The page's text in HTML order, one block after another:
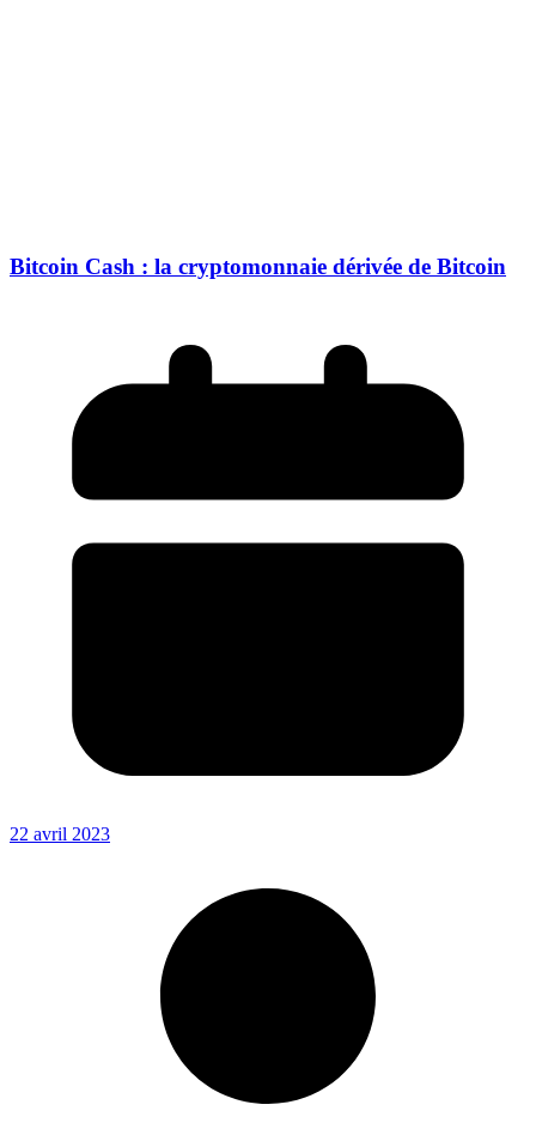
Bitcoin Cash : la cryptomonnaie dérivée de Bitcoin
22 avril 2023